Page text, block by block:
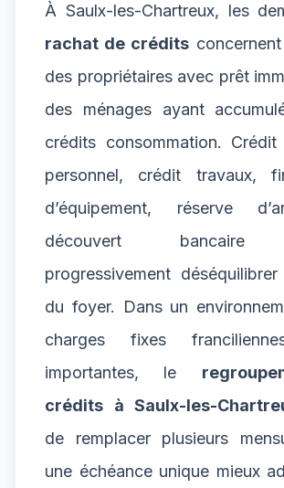
À Saulx-les-Chartreux, les
rachat de crédits
des propriétaires avec prêt
des ménages ayant
crédits consommation.
personnel, crédit travaux,
d’équipement, réserve
découvert bancaire
progressivement
du foyer. Dans un
charges fixes
importantes, le
crédits à Saulx-les-
de remplacer plusieurs
une échéance unique mieux